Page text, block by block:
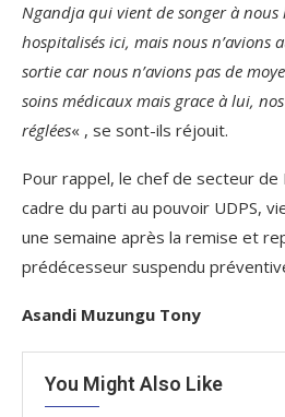
Ngandja qui vient de songer à nous
hospitalisés ici, mais nous n’avions
sortie car nous n’avions pas de
soins médicaux mais grace à lui,
réglées« , se sont-ils réjouit.
Pour rappel, le chef de secteur
cadre du parti au pouvoir UDPS,
une semaine après la remise et
prédécesseur suspendu
Asandi Muzungu Tony
You Might Also Like